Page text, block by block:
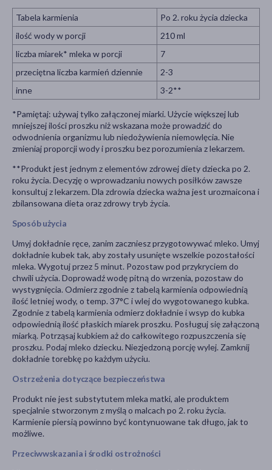
Tabela karmienia
Po 2. roku życia dziecka
ilość wody w porcji
210 ml
liczba miarek* mleka w porcji
7
przeciętna liczba karmień dziennie
2-3
inne
3-2**
*Pamiętaj: używaj tylko załączonej miarki. Użycie większej lub
mniejszej ilości proszku niż wskazana może prowadzić do
odwodnienia organizmu lub niedożywienia niemowlęcia. Nie
zmieniaj proporcji wody i proszku bez porozumienia z lekarzem.
**Produkt jest jednym z elementów zdrowej diety dziecka po 2.
roku życia. Decyzję o wprowadzaniu nowych posiłków zawsze
konsultuj z lekarzem. Dla zdrowia dziecka ważna jest urozmaicona i
zbilansowana dieta oraz zdrowy tryb życia.
Sposób użycia
Umyj dokładnie ręce, zanim zaczniesz przygotowywać mleko. Umyj
dokładnie kubek tak, aby zostały usunięte wszelkie pozostałości
mleka. Wygotuj przez 5 minut. Pozostaw pod przykryciem do
chwili użycia. Doprowadź wodę pitną do wrzenia, pozostaw do
wystygnięcia. Odmierz zgodnie z tabelą karmienia odpowiednią
ilość letniej wody, o temp. 37°C i wlej do wygotowanego kubka.
Zgodnie z tabelą karmienia odmierz dokładnie i wsyp do kubka
odpowiednią ilość płaskich miarek proszku. Posługuj się załączoną
miarką. Potrząsaj kubkiem aż do całkowitego rozpuszczenia się
proszku. Podaj mleko dziecku. Niezjedzoną porcję wylej. Zamknij
dokładnie torebkę po każdym użyciu.
Ostrzeżenia dotyczące bezpieczeństwa
Produkt nie jest substytutem mleka matki, ale produktem
specjalnie stworzonym z myślą o malcach po 2. roku życia.
Karmienie piersią powinno być kontynuowane tak długo, jak to
możliwe.
Przeciwwskazania i środki ostrożności